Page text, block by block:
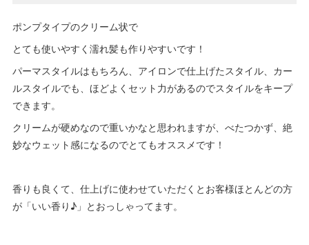
ポンプタイプのクリーム状で
とても使いやすく濡れ髪も作りやすいです！
パーマスタイルはもちろん、アイロンで仕上げたスタイル、カー
ルスタイルでも、ほどよくセット力があるのでスタイルをキープ
できます。
クリームが硬めなので重いかなと思われますが、べたつかず、絶
妙なウェット感になるのでとてもオススメです！
香りも良くて、仕上げに使わせていただくとお客様ほとんどの方
が「いい香り♪」とおっしゃってます。